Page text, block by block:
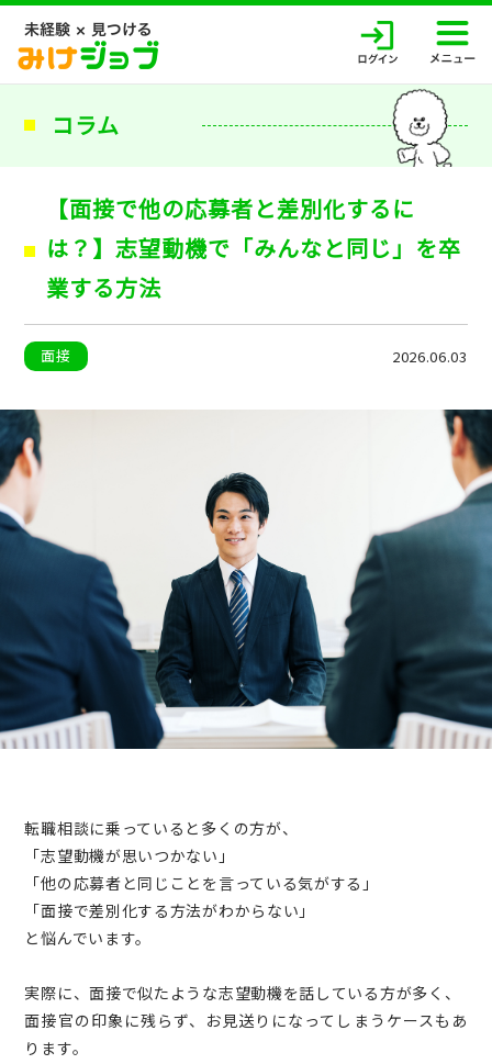
コラム
【面接で他の応募者と差別化するに
は？】志望動機で「みんなと同じ」を卒
業する方法
面接 2026.06.03
転職相談に乗っていると多くの方が、
「志望動機が思いつかない」
「他の応募者と同じことを言っている気がする」
「面接で差別化する方法がわからない」
と悩んでいます。
実際に、面接で似たような志望動機を話している方が多く、
面接官の印象に残らず、お見送りになってしまうケースもあ
ります。